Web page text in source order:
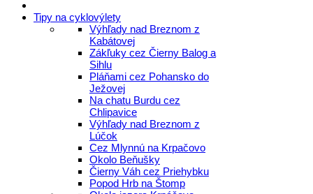
Tipy na cyklovýlety
Výhľady nad Breznom z
Kabátovej
Zákľuky cez Čierny Balog a
Sihlu
Pláňami cez Pohansko do
Ježovej
Na chatu Burdu cez
Chlipavice
Výhľady nad Breznom z
Lúčok
Cez Mlynnú na Krpačovo
Okolo Beňušky
Čierny Váh cez Priehybku
Popod Hrb na Štomp